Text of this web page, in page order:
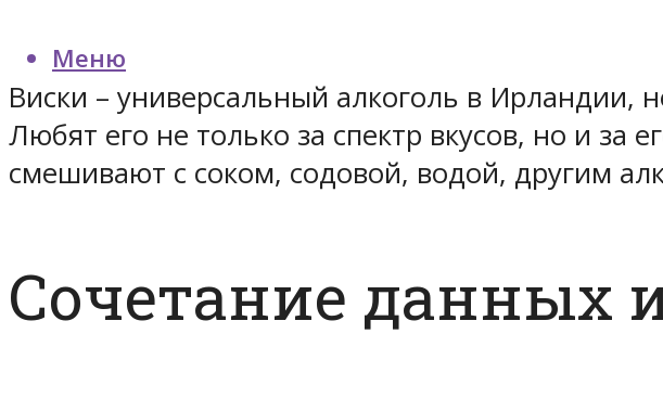
Меню
Виски – универсальный алкоголь в Ирландии,
Любят его не только за спектр вкусов, но и за
смешивают с соком, содовой, водой, другим
Сочетание данных